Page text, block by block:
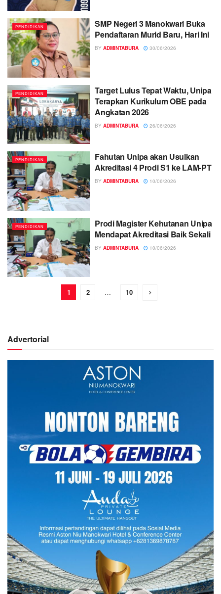
PENDIDIKAN
SMP Negeri 3 Manokwari Buka
Pendaftaran Murid Baru, Hari Ini
BY ADMINTABURA 30/06/2026
PENDIDIKAN
Target Lulus Tepat Waktu, Unipa
Terapkan Kurikulum OBE pada
Angkatan 2026
BY ADMINTABURA 26/06/2026
PENDIDIKAN
Fahutan Unipa akan Usulkan
Akreditasi 4 Prodi S1 ke LAM-PT
BY ADMINTABURA 10/06/2026
PENDIDIKAN
Prodi Magister Kehutanan Unipa
Mendapat Akreditasi Baik Sekali
BY ADMINTABURA 10/06/2026
1 2 … 10
Advertorial